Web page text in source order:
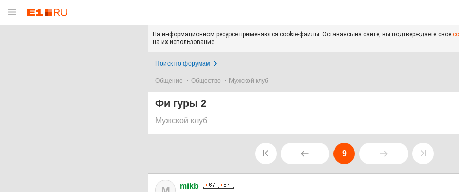
На информационном ресурсе применяются cookie-файлы. Оставаясь на сайте, вы подтверждаете свое
на их использование.
Поиск по форумам
Общение Общество Мужской клуб
Фи гуры 2
Мужской клуб
9
mikb